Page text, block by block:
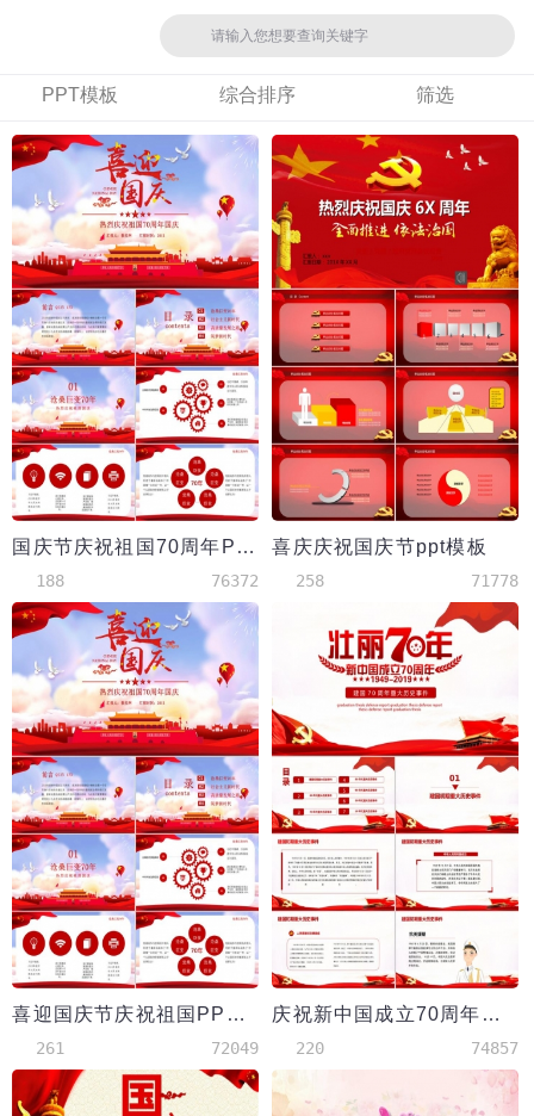
PPT模板 综合排序 筛选
国庆节庆祝祖国70周年PPT模板
188 76372
喜庆庆祝国庆节ppt模板
258 71778
喜迎国庆节庆祝祖国PPT模板
261 72049
庆祝新中国成立70周年主题PPT模板
220 74857